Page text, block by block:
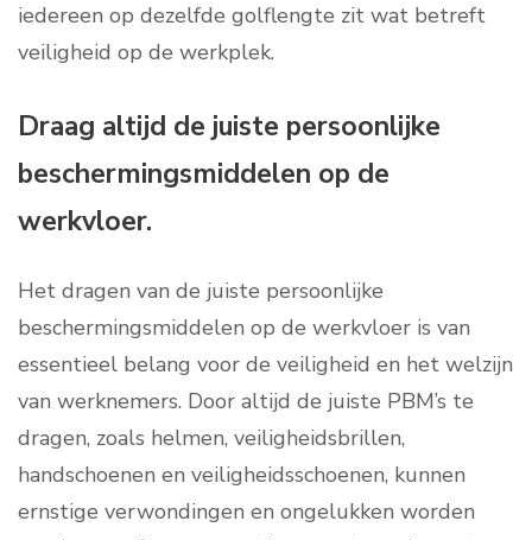
iedereen op dezelfde golflengte zit wat betreft
veiligheid op de werkplek.
Draag altijd de juiste persoonlijke
beschermingsmiddelen op de
werkvloer.
Het dragen van de juiste persoonlijke
beschermingsmiddelen op de werkvloer is van
essentieel belang voor de veiligheid en het welzijn
van werknemers. Door altijd de juiste PBM’s te
dragen, zoals helmen, veiligheidsbrillen,
handschoenen en veiligheidsschoenen, kunnen
ernstige verwondingen en ongelukken worden